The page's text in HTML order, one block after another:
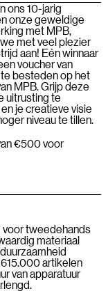
€500 voor
ons 10-jarig
onze geweldige
met MPB,
met veel plezier
aan! Eén winnaar
voucher van
besteden op het
MPB. Grijp deze
uitrusting te
je creatieve visie
niveau te tillen.
voor tweedehands
materiaal
artikelen
van apparatuur